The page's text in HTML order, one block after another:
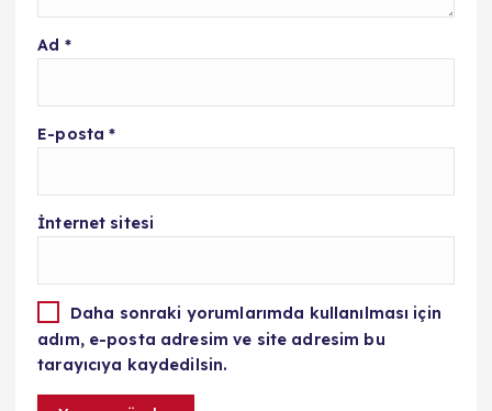
Ad *
E-posta*
İnternet sitesi
Daha sonraki yorumlarımda kullanılması için
adım, e-posta adresim ve site adresim bu
tarayıcıya kaydedilsin.